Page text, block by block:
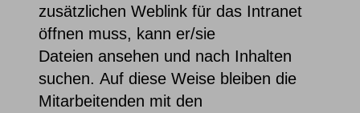
zusätzlichen Weblink für das Intranet
öffnen muss, kann er/sie
Dateien ansehen und nach Inhalten
suchen. Auf diese Weise bleiben die
Mitarbeitenden mit den